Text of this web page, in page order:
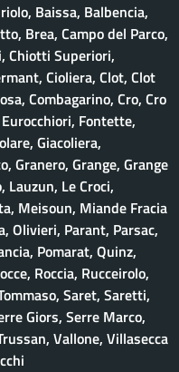
Baissa, Balbencia,
Brea, Campo del Parco,
Chiotti Superiori,
Cioliera, Clot, Clot
Combagarino, Cro, Cro
Fontette,
Giacoliera,
Granero, Grange, Grange
Lauzun, Le Croci,
Meisoun, Miande Fracia
Olivieri, Parant, Parsac,
Pomarat, Quinz,
Roccia, Rucceirolo,
Saret, Saretti,
Giors, Serre Marco,
Vallone, Villasecca